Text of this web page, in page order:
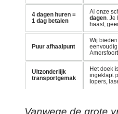
4 dagen huren =
1 dag betalen
Al onze
dagen. Je
haast,
Puur afhaalpunt
Wij
Uitzonderlijk
transportgemak
Het doek
ingeklapt
lopers,
Vanwege de grote